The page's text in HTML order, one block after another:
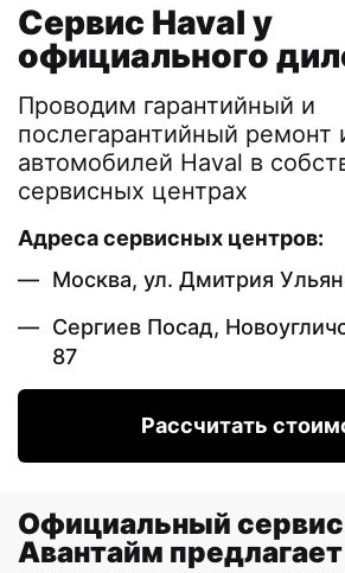
Сервис Haval у
официального
Проводим гарантийный и
послегарантийный ремонт
автомобилей Haval в
сервисных центрах
Адреса сервисных центров:
Москва, ул. Дмитрия
Сергиев Посад,
87
Рассчитать
Официальный
Авантайм